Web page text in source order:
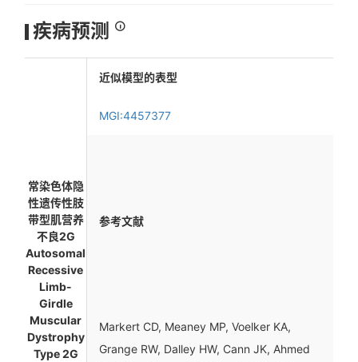
疾病预测
常染色体隐
性遗传性肢
带型肌营养
不良2G
Autosomal
Recessive
Limb-
Girdle
Muscular
Dystrophy
Type 2G
近似模型的表型
MGI:4457377
参考文献
Markert CD, Meaney MP, Voelker KA,
Grange RW, Dalley HW, Cann JK, Ahmed